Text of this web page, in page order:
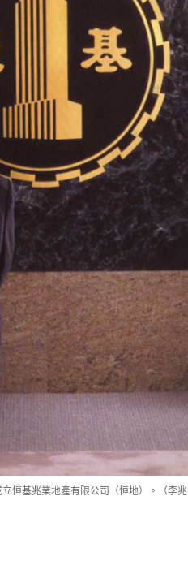
恒基兆業地產有限公司（恒地）。（李兆